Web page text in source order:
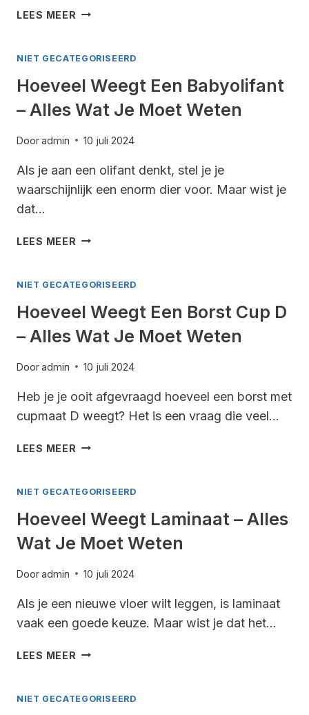
LEES MEER HOEVEEL
BIZON
ALLES
WAT
MOET
NIET GECATEGORISEERD
Hoeveel Weegt Een Babyolifant
– Alles Wat Je Moet Weten
Dooradmin 10 juli 2024
Als je aan een olifant denkt, stel je je
waarschijnlijk een enorm dier voor. Maar wist je
dat…
LEES MEER HOEVEEL
BABYOLIFANT
ALLES
WAT
MOET
NIET GECATEGORISEERD
Hoeveel Weegt Een Borst Cup D
– Alles Wat Je Moet Weten
Dooradmin 10 juli 2024
Heb je je ooit afgevraagd hoeveel een borst met
cupmaat D weegt? Het is een vraag die veel…
LEES MEER HOEVEEL
BORST
D
WAT
MOET
WETEN
NIET GECATEGORISEERD
Hoeveel Weegt Laminaat – Alles
Wat Je Moet Weten
Dooradmin 10 juli 2024
Als je een nieuwe vloer wilt leggen, is laminaat
vaak een goede keuze. Maar wist je dat het…
LEES MEER HOEVEEL
–
NIET GECATEGORISEERD